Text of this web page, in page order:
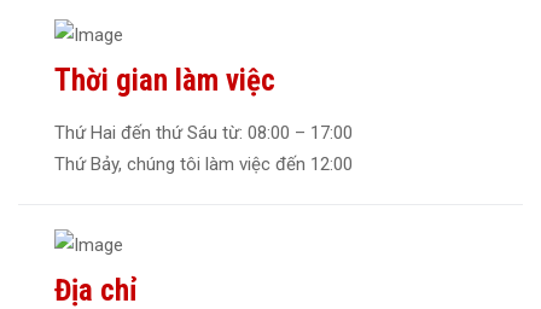
Thời gian làm việc
Thứ Hai đến thứ Sáu từ: 08:00 – 17:00
Thứ Bảy, chúng tôi làm việc đến 12:00
Địa chỉ